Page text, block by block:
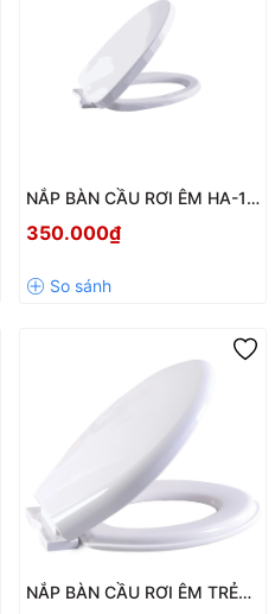
NẮP BÀN CẦU RƠI ÊM HA-10
DÀNG VỆ SINH
350.000₫
NẮP BÀN CẦU RƠI ÊM TRẺ